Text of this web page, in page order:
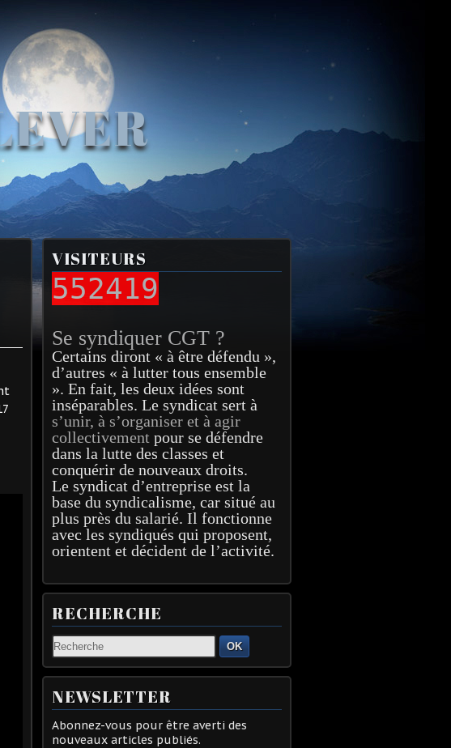
VISITEURS
552419
Se syndiquer CGT ?
Certains diront « à être défendu »,
d’autres « à lutter tous ensemble
». En fait, les deux idées sont
inséparables. Le syndicat sert à
s’unir, à s’organiser et à agir
collectivement pour se défendre
dans la lutte des classes et
conquérir de nouveaux droits.
Le syndicat d’entreprise est la
base du syndicalisme, car situé au
plus près du salarié. Il fonctionne
avec les syndiqués qui proposent,
orientent et décident de l’activité.
RECHERCHE
OK
NEWSLETTER
Abonnez-vous pour être averti des
nouveaux articles publiés.